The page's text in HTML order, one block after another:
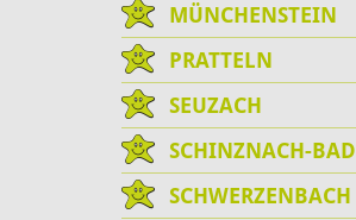
MÜNCHENSTEIN
PRATTELN
SEUZACH
SCHINZNACH-BAD
SCHWERZENBACH